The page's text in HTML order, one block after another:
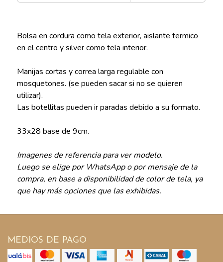
Bolsa en cordura como tela exterior, aislante termico
en el centro y silver como tela interior.
Manijas cortas y correa larga regulable con
mosquetones. (se pueden sacar si no se quieren
utilizar).
Las botellitas pueden ir paradas debido a su formato.
33x28 base de 9cm.
Imagenes de referencia para ver modelo.
Luego se elige por WhatsApp o por mensaje de la
compra, en base a disponibilidad de color de tela, ya
que hay más opciones que las exhibidas.
MEDIOS DE PAGO